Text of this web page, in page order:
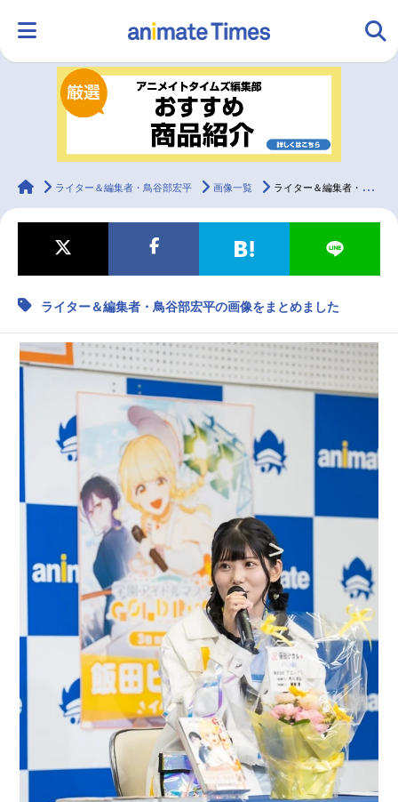
ランキング アニメ
ラジオ
マンガ・ラノベ ゲーム・アプリ 音楽 コスプレ
2.5次元 配信・Vtuber トレンド 無料マンガ
最新記事一覧
アニメ記事一覧 声優記事一覧
アニメ映画一覧 実写化映画一覧
今期アニメ曜日別一覧
春アニメ 夏アニメ
冬アニメ
男性声優/女性声優一覧
FOLLOW US
animateTimes
ライター＆編集者・鳥谷部宏平 画像一覧 ライター＆編集者・鳥谷部宏平の画像をまとめました
ライター＆編集者・鳥谷部宏平の画像をまとめました